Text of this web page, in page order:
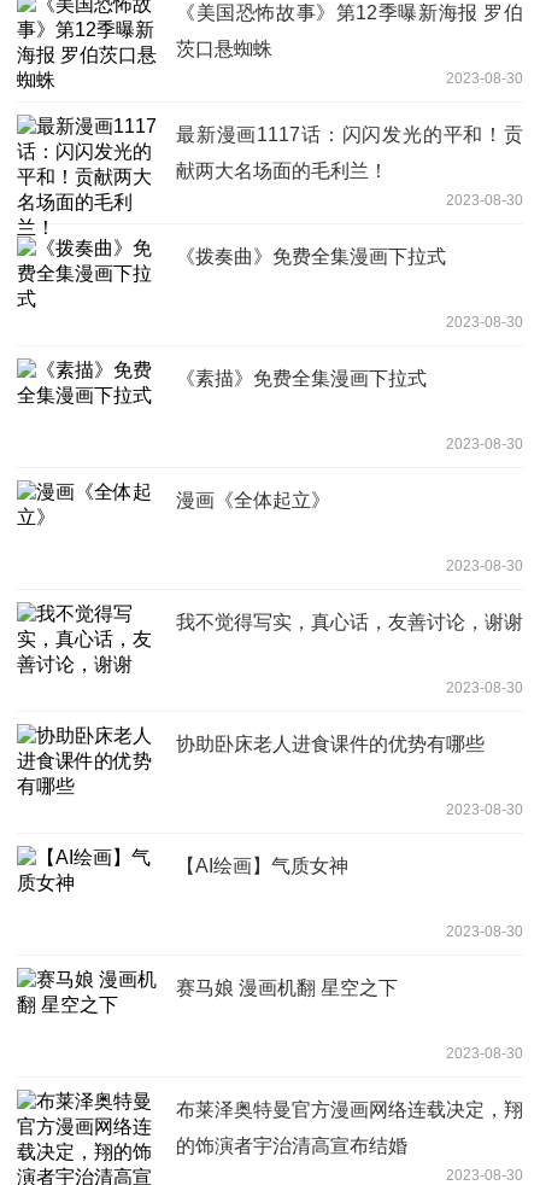
《美国恐怖故事》第12季曝新海报 罗伯
茨口悬蜘蛛
2023-08-30
最新漫画1117话：闪闪发光的平和！贡
献两大名场面的毛利兰！
2023-08-30
《拨奏曲》免费全集漫画下拉式
2023-08-30
《素描》免费全集漫画下拉式
2023-08-30
漫画《全体起立》
2023-08-30
我不觉得写实，真心话，友善讨论，谢谢
2023-08-30
协助卧床老人进食课件的优势有哪些
2023-08-30
【AI绘画】气质女神
2023-08-30
赛马娘 漫画机翻 星空之下
2023-08-30
布莱泽奥特曼官方漫画网络连载决定，翔
的饰演者宇治清高宣布结婚
2023-08-30